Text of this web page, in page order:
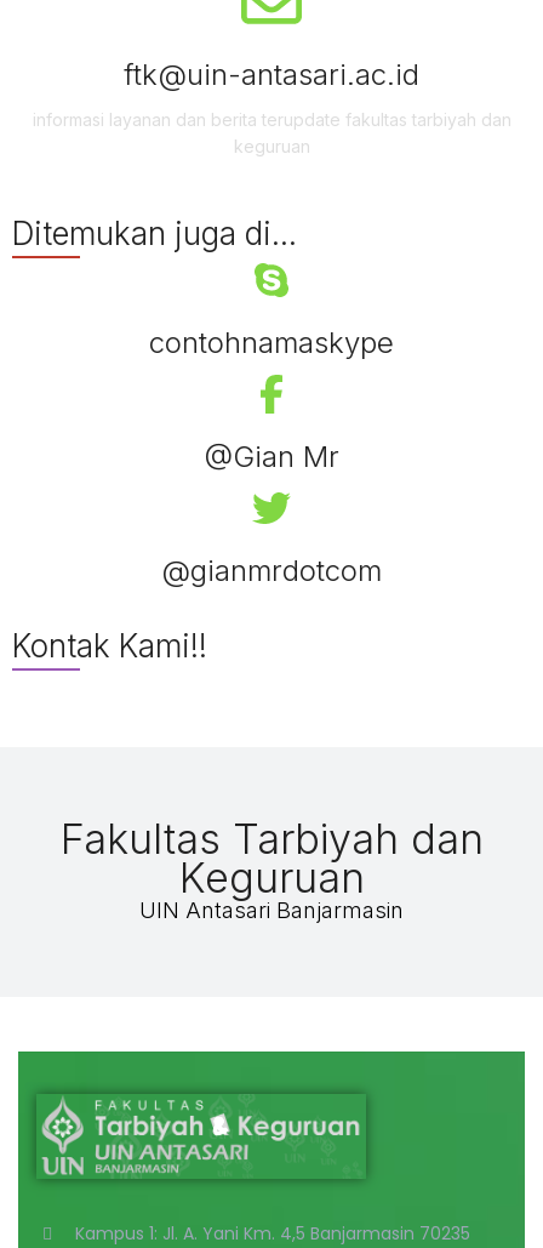
ftk@uin-antasari.ac.id
informasi layanan dan berita terupdate fakultas tarbiyah dan
keguruan
Ditemukan juga di...
contohnamaskype
@Gian Mr
@gianmrdotcom
Kontak Kami!!
Fakultas Tarbiyah dan
Keguruan
UIN Antasari Banjarmasin
Kampus 1: Jl. A. Yani Km. 4,5 Banjarmasin 70235